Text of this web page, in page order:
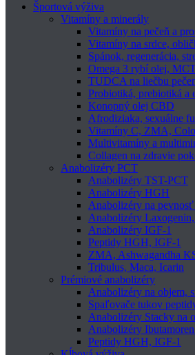
Športová výživa
Vitamíny a minerály
Vitamíny na pečeň a
Vitamíny na srdce,
Spánok, regenerácia,
Omega 3 rybí olej,
TUDCA na liečbu
Probiotiká, prebiotiká a
Konopný olej CBD
Afrodiziaka, sexuálne
Vitamíny C, ZMA,
Multivitamíny a
Collagen na zdravie
Anabolizéry PCT
Anabolizéry TST-PCT
Anabolizéry HGH
Anabolizéry na pevnosť
Anabolizéry
Anabolizéry IGF-1
Peptidy HGH, IGF-1
ZMA, Ashwagandha
Tribulus, Maca, Icarin
Prémiové anabolizéry
Anabolizéry na objem,
Spaľovače tukov
Anabolizéry Stacky na
Anabolizéry
Peptidy HGH, IGF-1